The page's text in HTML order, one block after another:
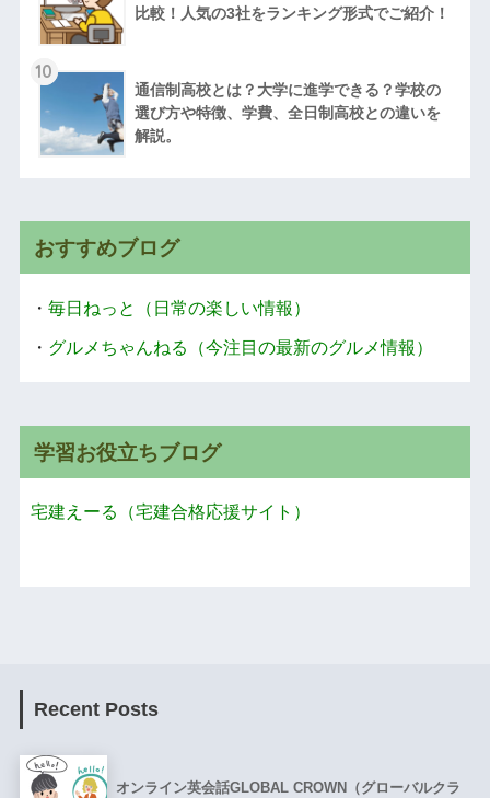
比較！人気の3社をランキング形式でご紹介！
10
通信制高校とは？大学に進学できる？学校の
選び方や特徴、学費、全日制高校との違いを
解説。
おすすめブログ
・ 毎日ねっと（日常の楽しい情報）
・ グルメちゃんねる（今注目の最新のグルメ情報）
学習お役立ちブログ
宅建えーる（宅建合格応援サイト）
Recent Posts
オンライン英会話GLOBAL CROWN（グローバルクラ